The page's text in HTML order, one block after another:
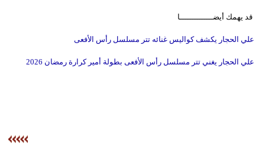
قد يهمك أيضــــــــــــــا
علي الحجار يكشف كواليس غنائه تتر مسلسل رأس الأفعى
علي الحجار يغني تتر مسلسل رأس الأفعى بطولة أمير كرارة رمضان 2026